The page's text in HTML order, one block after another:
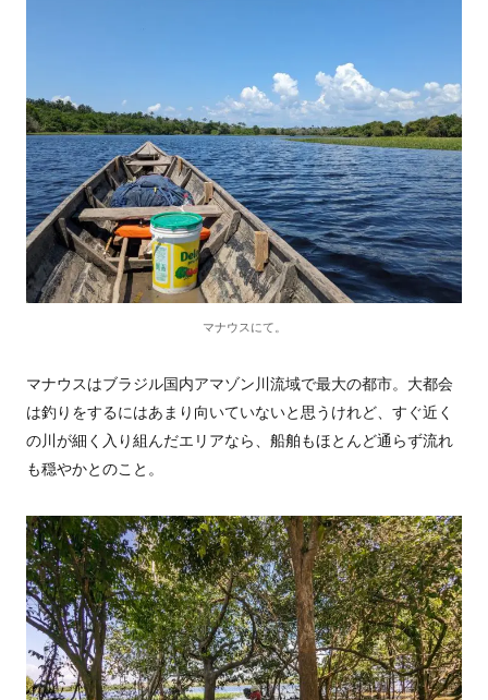
マナウスにて。
マナウスはブラジル国内アマゾン川流域で最大の都市。大都会
は釣りをするにはあまり向いていないと思うけれど、すぐ近く
の川が細く入り組んだエリアなら、船舶もほとんど通らず流れ
も穏やかとのこと。